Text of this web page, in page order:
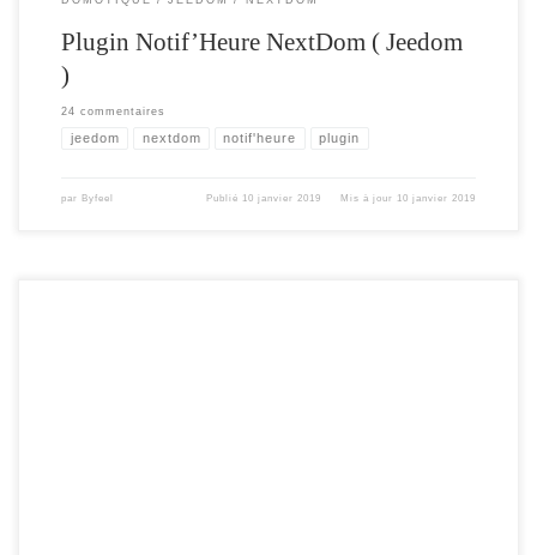
Plugin Notif’Heure NextDom ( Jeedom
)
24 commentaires
jeedom nextdom notif'heure plugin
par Byfeel Publié 10 janvier 2019 Mis à jour 10 janvier 2019